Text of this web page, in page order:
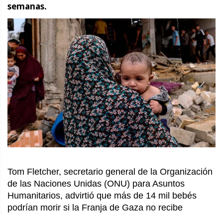
semanas.
Tom Fletcher, secretario general de la Organización
de las Naciones Unidas (ONU) para Asuntos
Humanitarios, advirtió que más de 14 mil bebés
podrían morir si la Franja de Gaza no recibe